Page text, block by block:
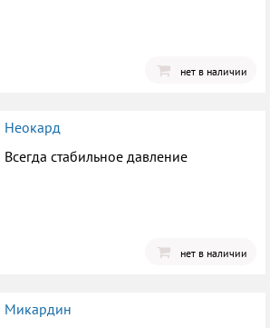
нет в наличии
Неокард
Всегда стабильное давление
нет в наличии
Микардин